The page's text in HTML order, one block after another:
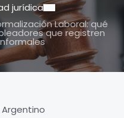
jurídica
Laboral: qué
que registren